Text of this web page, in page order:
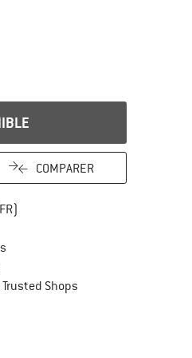
COMPARER
les informations de
ShopsTrouve toutes les